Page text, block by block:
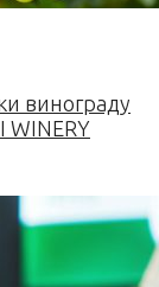
винограду
WINERY